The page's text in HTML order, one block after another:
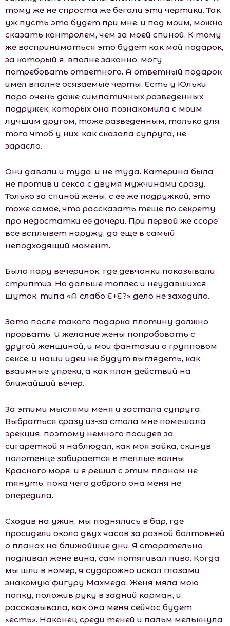
тому же не спроста же бегали эти чертики. Так
уж пусть это будет при мне, и под моим, можно
сказать контролем, чем за моей спиной. К тому
же восприниматься это будет как мой подарок,
за который я, вполне законно, могу
потребовать ответного. А ответный подарок
имел вполне осязаемые черты. Есть у Юльки
пара очень даже симпатичных разведенных
подружек, которых она познакомила с моим
лучшим другом, тоже разведенным, только для
того чтоб у них, как сказала супруга, не
зарасло.
Они давали и туда, и не туда. Катерина была
не против и секса с двумя мужчинами сразу.
Только за спиной жены, с ее же подружкой, это
тоже самое, что рассказать теще по секрету
про недостатки ее дочери. При первой же ссоре
все всплывет наружу, да еще в самый
неподходящий момент.
Было пару вечеринок, где девчонки показывали
стриптиз. Но дальше топлес и неудавшихся
шуток, типа «А слабо Е+Е?» дело не заходило.
Зато после такого подарка плотину должно
прорвать. И желание жены попробовать с
другой женщиной, и мои фантазии о групповом
сексе, и наши идеи не будут выглядеть, как
взаимные упреки, а как план действий на
ближайший вечер.
За этими мыслями меня и застала супруга.
Выбраться сразу из-за стола мне помешала
эрекция, поэтому немного посидев за
сигареткой я наблюдал, как моя зайка, скинув
полотенце забирается в теплые волны
Красного моря, и я решил с этим планом не
тянуть, пока чего доброго она меня не
опередила.
Сходив на ужин, мы поднялись в бар, где
просидели около двух часов за разной болтовней
о планах на ближайшие дни. Я старательно
подливал жене вина, сам потягивал пиво. Когда
мы шли в номер, я судорожно искал глазами
знакомую фигуру Махмеда. Женя мяла мою
попку, положив руку в задний карман, и
рассказывала, как она меня сейчас будет
«есть». Наконец среди теней и пальм мелькнула